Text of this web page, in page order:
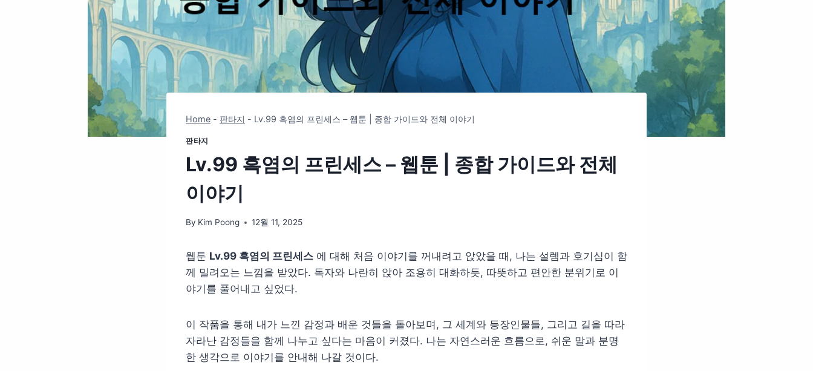
Home - 판타지 - Lv.99 흑염의 프린세스 – 웹툰 | 종합 가이드와 전체 이야기
판타지
Lv.99 흑염의 프린세스 – 웹툰 | 종합 가이드와 전체
이야기
By Kim Poong 12월 11, 2025
웹툰 Lv.99 흑염의 프린세스 에 대해 처음 이야기를 꺼내려고 앉았을 때, 나는 설렘과 호기심이 함
께 밀려오는 느낌을 받았다. 독자와 나란히 앉아 조용히 대화하듯, 따뜻하고 편안한 분위기로 이
야기를 풀어내고 싶었다.
이 작품을 통해 내가 느낀 감정과 배운 것들을 돌아보며, 그 세계와 등장인물들, 그리고 길을 따라
자라난 감정들을 함께 나누고 싶다는 마음이 커졌다. 나는 자연스러운 흐름으로, 쉬운 말과 분명
한 생각으로 이야기를 안내해 나갈 것이다.